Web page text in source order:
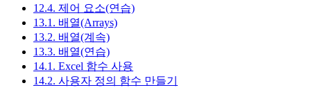
12.4. 제어 요소(연습)
13.1. 배열(Arrays)
13.2. 배열(계속)
13.3. 배열(연습)
14.1. Excel 함수 사용
14.2. 사용자 정의 함수 만들기